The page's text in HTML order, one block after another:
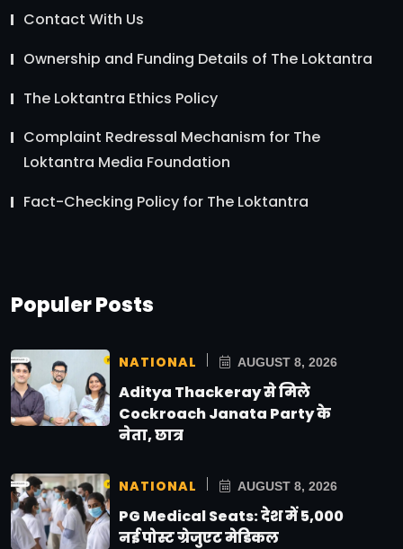
Contact With Us
Ownership and Funding Details of The Loktantra
The Loktantra Ethics Policy
Complaint Redressal Mechanism for The
Loktantra Media Foundation
Fact-Checking Policy for The Loktantra
Populer Posts
NATIONAL AUGUST 8, 2026
Aditya Thackeray से मिले
Cockroach Janata Party के
नेता, छात्र
NATIONAL AUGUST 8, 2026
PG Medical Seats: देश में 5,000
नई पोस्ट ग्रेजुएट मेडिकल